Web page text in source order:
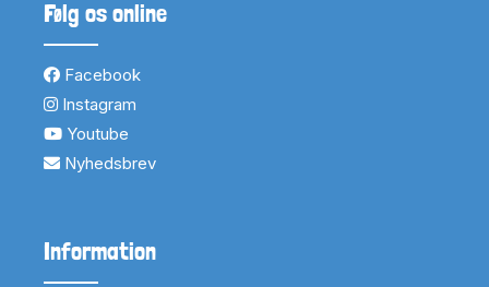
Følg os online
Facebook
Instagram
Youtube
Nyhedsbrev
Information